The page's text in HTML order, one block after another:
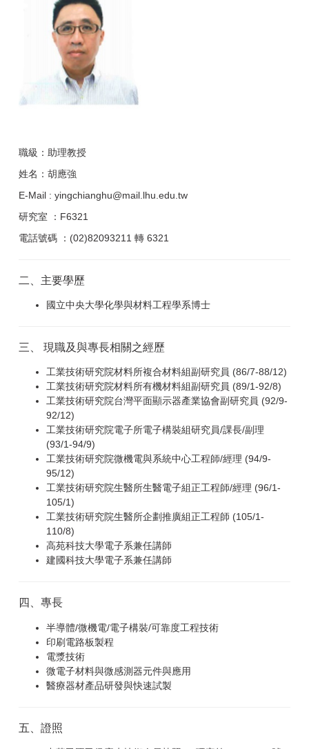
職級：助理教授
姓名：胡應強
E-Mail : yingchianghu@mail.lhu.edu.tw
研究室 ：F6321
電話號碼 ：(02)82093211 轉 6321
二、主要學歷
國立中央大學化學與材料工程學系博士
三、 現職及與專長相關之經歷
工業技術研究院材料所複合材料組副研究員 (86/7-88/12)
工業技術研究院材料所有機材料組副研究員 (89/1-92/8)
工業技術研究院台灣平面顯示器產業協會副研究員 (92/9-
92/12)
工業技術研究院電子所電子構裝組研究員/課長/副理
(93/1-94/9)
工業技術研究院微機電與系統中心工程師/經理 (94/9-
95/12)
工業技術研究院生醫所生醫電子組正工程師/經理 (96/1-
105/1)
工業技術研究院生醫所企劃推廣組正工程師 (105/1-
110/8)
高苑科技大學電子系兼任講師
建國科技大學電子系兼任講師
四、專長
半導體/微機電/電子構裝/可靠度工程技術
印刷電路板製程
電漿技術
微電子材料與微感測器元件與應用
醫療器材產品研發與快速試製
五、證照